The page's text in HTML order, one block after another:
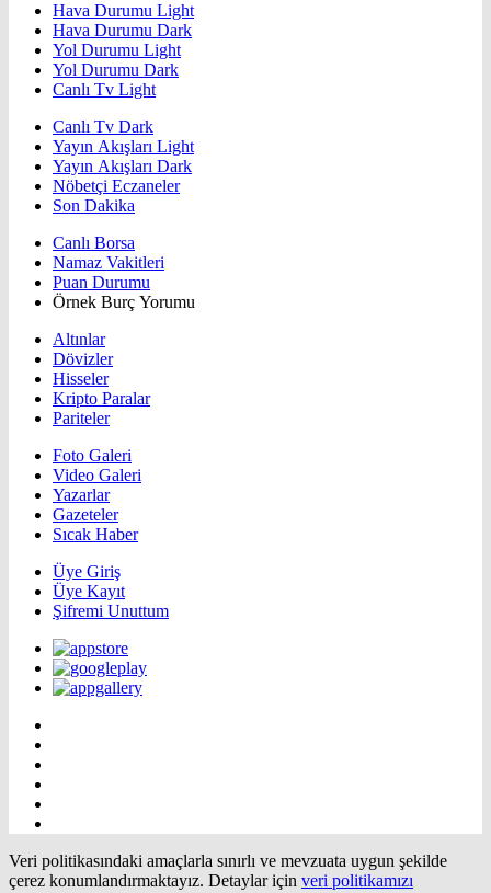
Hava Durumu Light
Hava Durumu Dark
Yol Durumu Light
Yol Durumu Dark
Canlı Tv Light
Canlı Tv Dark
Yayın Akışları Light
Yayın Akışları Dark
Nöbetçi Eczaneler
Son Dakika
Canlı Borsa
Namaz Vakitleri
Puan Durumu
Örnek Burç Yorumu
Altınlar
Dövizler
Hisseler
Kripto Paralar
Pariteler
Foto Galeri
Video Galeri
Yazarlar
Gazeteler
Sıcak Haber
Üye Giriş
Üye Kayıt
Şifremi Unuttum
Veri politikasındaki amaçlarla sınırlı ve mevzuata uygun şekilde
çerez konumlandırmaktayız. Detaylar için veri politikamızı